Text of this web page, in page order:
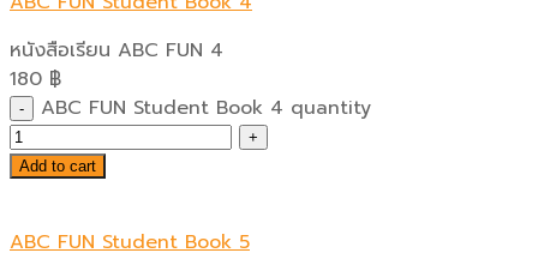
หนังสือเรียน ABC FUN 4
180 ฿
ABC FUN Student Book 4 quantity
Add to cart
ABC FUN Student Book 5